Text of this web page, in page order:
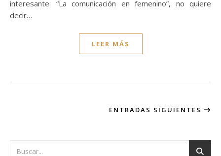
interesante. “La comunicación en femenino”, no quiere
decir…
LEER MÁS
ENTRADAS SIGUIENTES